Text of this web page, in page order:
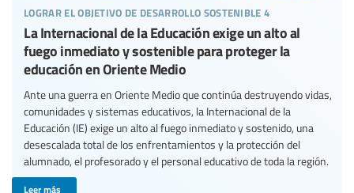
lograr el objetivo de desarrollo sostenible 4
La Internacional de la Educación exige un alto al
fuego inmediato y sostenible para proteger la
educación en Oriente Medio
Ante una guerra en Oriente Medio que continúa destruyendo vidas,
comunidades y sistemas educativos, la Internacional de la
Educación (IE) exige un alto al fuego inmediato y sostenido, una
desescalada total de los enfrentamientos y la protección del
alumnado, el profesorado y el personal educativo de toda la región.
Leer más